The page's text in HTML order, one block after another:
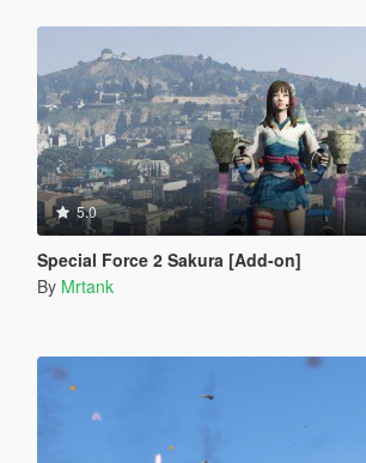
5.0
Special Force 2 Sakura [Add-on]
By Mrtank